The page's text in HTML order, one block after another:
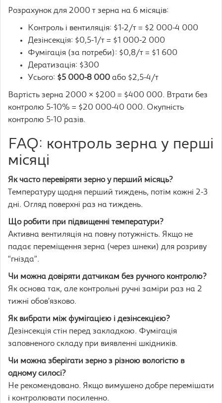
Розрахунок для 2000 т зерна на 6 місяців:
Контроль і вентиляція: $1-2/т = $2 000-4 000
Дезінсекція: $0,5-1/т = $1 000-2 000
Фумігація (за потреби): $0,8/т = $1 600
Дератизація: $300
Усього: $5 000-8 000 або $2,5-4/т
Вартість зерна 2000 × $200 = $400 000. Втрати без
контролю 5-10% = $20 000-40 000. Окупність
контролю 5-10 разів.
FAQ: контроль зерна у перші
місяці
Як часто перевіряти зерно у перший місяць?
Температуру щодня перший тиждень, потім кожні 2-3
дні. Огляд поверхні раз на тиждень.
Що робити при підвищенні температури?
Активна вентиляція на повну потужність. Якщо не
падає переміщення зерна (через шнеки) для розриву
“гнізда”.
Чи можна довіряти датчикам без ручного контролю?
Як основа так, але контрольні ручні заміри раз на 2
тижні обов’язково.
Як вибрати між фумігацією і дезінсекцією?
Дезінсекція стін перед закладкою. Фумігація
заповненого складу при виявленні шкідників.
Чи можна зберігати зерно з різною вологістю в
одному силосі?
Не рекомендовано. Якщо вимушено добре перемішати
і контролювати посиленно.